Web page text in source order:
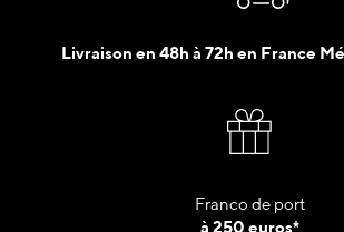
Livraison en 48h à 72h en France
Franco de port
à 250 euros*